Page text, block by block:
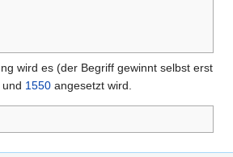
wird es (der Begriff gewinnt selbst erst
und 1550 angesetzt wird.